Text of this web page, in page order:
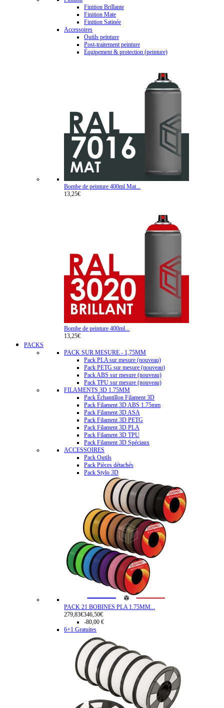
Finition Brillante
Finition Mate
Finition Satinée
Accessoires
Outils peinture
Post-traitement peinture
Équipement & protection (peinture)
Bombe de peinture 400ml Mat...
13,25€
Bombe de peinture 400ml...
13,25€
PACKS
PACK SUR MESURE - 1,75MM
Pack PLA sur mesure (nouveau)
Pack PETG sur mesure (nouveau)
Pack ABS sur mesure (nouveau)
Pack TPU sur mesure (nouveau)
FILAMENTS 3D 1.75MM
Pack Échantillon Filament 3D
Pack Filament 3D ABS 1.75mm
Pack Filament 3D ASA
Pack Filament 3D PETG
Pack Filament 3D PLA
Pack Filament 3D TPU
Pack Filament 3D Spéciaux
ACCESSOIRES
Pack Outils
Pack Pièces détachés
Pack Stylo 3D
PACK 21 BOBINES PLA 1.75MM...
279,83€346,50€
-80,00 €
6+1 Gratuites